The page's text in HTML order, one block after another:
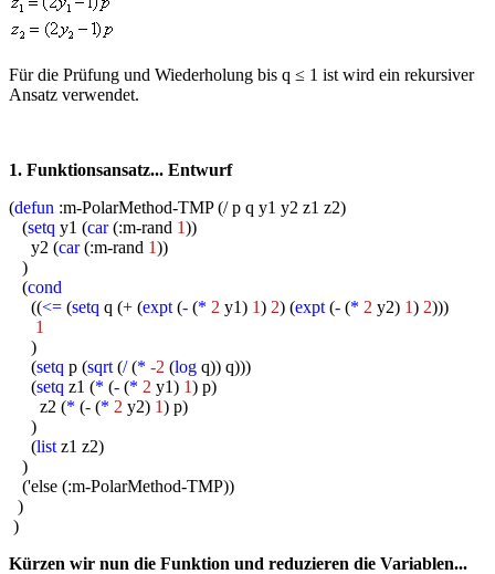
Für die Prüfung und Wiederholung bis q ≤ 1 ist wird ein rekursiver
Ansatz verwendet.
1. Funktionsansatz... Entwurf
(defun :m-PolarMethod-TMP (/ p q y1 y2 z1 z2)
(setq y1 (car(:m-rand 1))
y2 (car(:m-rand 1))
)
(cond
((<= (setq q (+ (expt (- (* 2 y1) 1) 2) (expt (- (* 2 y2) 1) 2)))
1
)
(setq p (sqrt (/(* -2 (log q)) q)))
(setq z1 (* (- (* 2 y1) 1) p)
z2 (* (- (* 2 y2) 1) p)
)
(list z1 z2)
)
('else (:m-PolarMethod-TMP))
)
)
Kürzen wir nun die Funktion und reduzieren die Variablen...